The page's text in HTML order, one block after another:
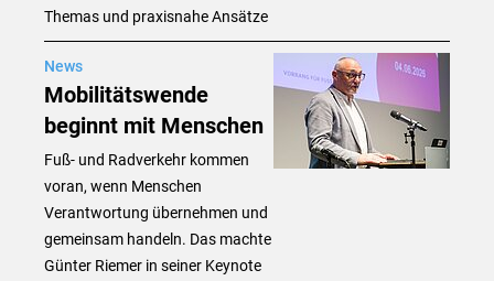
Themas und praxisnahe Ansätze
News
Mobilitätswende
beginnt mit Menschen
Fuß- und Radverkehr kommen
voran, wenn Menschen
Verantwortung übernehmen und
gemeinsam handeln. Das machte
Günter Riemer in seiner Keynote